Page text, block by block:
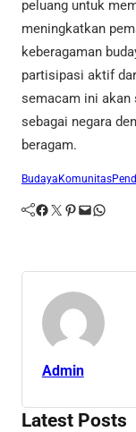
peluang untuk
meningkatkan
keberagaman
partisipasi aktif
semacam ini akan
sebagai negara
beragam.
Budaya Komunitas
Facebook Twitter Pinterest Mail WhatsApp
Admin
Latest Posts